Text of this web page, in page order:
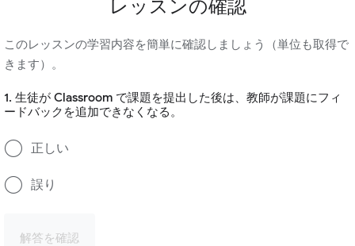
レッスンの確認
このレッスンの学習内容を簡単に確認しましょう（単位も取得で
きます）。
1. 生徒が Classroom で課題を提出した後は、教師が課題にフィ
ードバックを追加できなくなる。
正しい
誤り
解答を確認